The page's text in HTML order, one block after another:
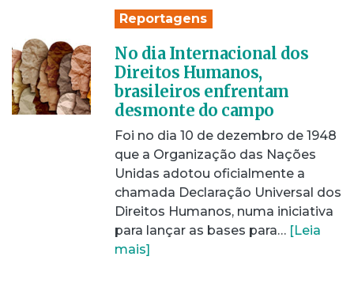
Reportagens
No dia Internacional dos
Direitos Humanos,
brasileiros enfrentam
desmonte do campo
Foi no dia 10 de dezembro de 1948
que a Organização das Nações
Unidas adotou oficialmente a
chamada Declaração Universal dos
Direitos Humanos, numa iniciativa
para lançar as bases para… [Leia
mais]